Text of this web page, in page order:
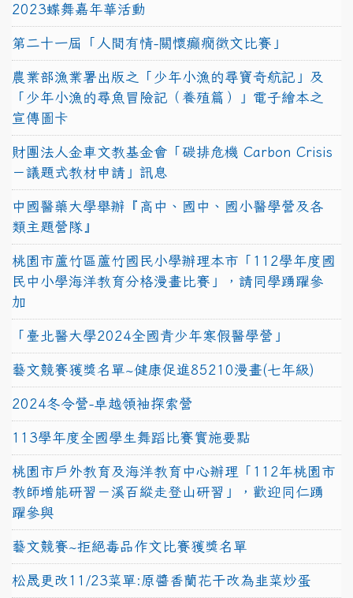
2023蝶舞嘉年華活動
第二十一屆「人間有情-關懷癲癇徵文比賽」
農業部漁業署出版之「少年小漁的尋寶奇航記」及
「少年小漁的尋魚冒險記（養殖篇）」電子繪本之
宣傳圖卡
財團法人金車文教基金會「碳排危機 Carbon Crisis
－議題式教材申請」訊息
中國醫藥大學舉辦『高中、國中、國小醫學營及各
類主題營隊』
桃園市蘆竹區蘆竹國民小學辦理本市「112學年度國
民中小學海洋教育分格漫畫比賽」，請同學踴躍參
加
「臺北醫大學2024全國青少年寒假醫學營」
藝文競賽獲獎名單~健康促進85210漫畫(七年級)
2024冬令營-卓越領袖探索營
113學年度全國學生舞蹈比賽實施要點
桃園市戶外教育及海洋教育中心辦理「112年桃園市
教師增能研習－溪百縱走登山研習」，歡迎同仁踴
躍參與
藝文競賽~拒絕毒品作文比賽獲獎名單
松晟更改11/23菜單:原醬香蘭花干改為韭菜炒蛋